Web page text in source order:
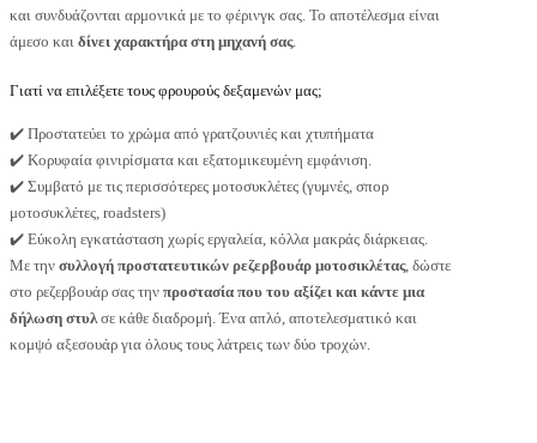
και συνδυάζονται αρμονικά με το φέρινγκ σας. Το αποτέλεσμα είναι
άμεσο και δίνει χαρακτήρα στη μηχανή σας.
Γιατί να επιλέξετε τους φρουρούς δεξαμενών μας;
✔️ Προστατεύει το χρώμα από γρατζουνιές και χτυπήματα
✔️ Κορυφαία φινιρίσματα και εξατομικευμένη εμφάνιση.
✔️ Συμβατό με τις περισσότερες μοτοσυκλέτες (γυμνές, σπορ
μοτοσυκλέτες, roadsters)
✔️ Εύκολη εγκατάσταση χωρίς εργαλεία, κόλλα μακράς διάρκειας.
Με την συλλογή προστατευτικών ρεζερβουάρ μοτοσικλέτας, δώστε
στο ρεζερβουάρ σας την προστασία που του αξίζει και κάντε μια
δήλωση στυλσε κάθε διαδρομή. Ένα απλό, αποτελεσματικό και
κομψό αξεσουάρ για όλους τους λάτρεις των δύο τροχών.